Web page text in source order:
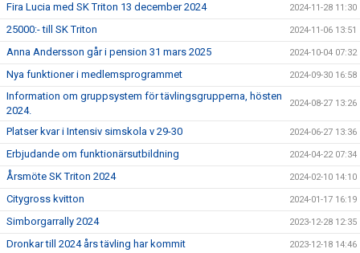
Fira Lucia med SK Triton 13 december 2024 2024-11-28 11:30
25000:- till SK Triton 2024-11-06 13:51
Anna Andersson går i pension 31 mars 2025 2024-10-04 07:32
Nya funktioner i medlemsprogrammet 2024-09-30 16:58
Information om gruppsystem för tävlingsgrupperna, hösten
2024.
2024-08-27 13:26
Platser kvar i Intensiv simskola v 29-30 2024-06-27 13:36
Erbjudande om funktionärsutbildning 2024-04-22 07:34
Årsmöte SK Triton 2024 2024-02-10 14:10
Citygross kvitton 2024-01-17 16:19
Simborgarrally 2024 2023-12-28 12:35
Dronkar till 2024 års tävling har kommit 2023-12-18 14:46